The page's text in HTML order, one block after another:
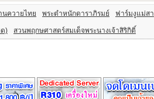
นควายไทย พระตำหนักดาราภิรมย์ ฟาร์มงูแม่สา
) สวนพฤกษศาสตร์สมเด็จพระนางเจ้าสิริกิติ์